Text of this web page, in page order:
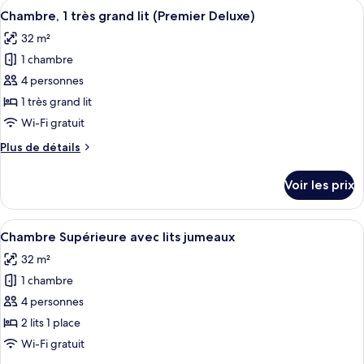
de
Chambre
Club
Afficher
toutes
les
photos
pour
ce
type
chambre :
très
grand
lit
(Premier
Deluxe)
Une chambre d’hôtel avec un
4
Chambre, 1 très grand lit (Premier Deluxe)
32 m²
1 chambre
4 personnes
1 très grand lit
Wi-Fi gratuit
Plus de détails
Plus
le
type
de
Chambre,
grand
lit
(Premier
Deluxe)
Voir les prix
Afficher
toutes
les
photos
pour
ce
type
Une chambre d’hôtel avec deux lits,
4
Chambre Supérieure avec lits jumeaux
32 m²
1 chambre
4 personnes
2 lits 1 place
Wi-Fi gratuit